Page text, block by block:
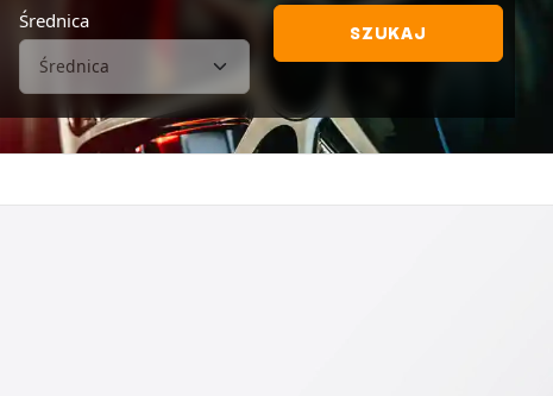
Średnica
SZUKAJ